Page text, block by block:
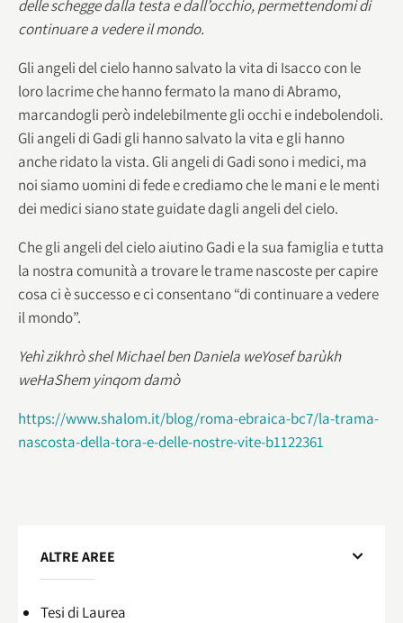
delle schegge dalla testa e dall’occhio, permettendomi di
continuare a vedere il mondo.
Gli angeli del cielo hanno salvato la vita di Isacco con le
loro lacrime che hanno fermato la mano di Abramo,
marcandogli però indelebilmente gli occhi e indebolendoli.
Gli angeli di Gadi gli hanno salvato la vita e gli hanno
anche ridato la vista. Gli angeli di Gadi sono i medici, ma
noi siamo uomini di fede e crediamo che le mani e le menti
dei medici siano state guidate dagli angeli del cielo.
Che gli angeli del cielo aiutino Gadi e la sua famiglia e tutta
la nostra comunità a trovare le trame nascoste per capire
cosa ci è successo e ci consentano “di continuare a vedere
il mondo”.
Yehì zikhrò shel Michael ben Daniela weYosef barùkh
weHaShem yinqom damò
https://www.shalom.it/blog/roma-ebraica-bc7/la-trama-
nascosta-della-tora-e-delle-nostre-vite-b1122361
ALTRE AREE
Tesi di Laurea